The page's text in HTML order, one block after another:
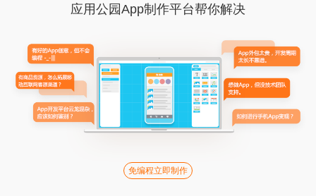
应用公园App制作平台帮你解决
免编程立即制作